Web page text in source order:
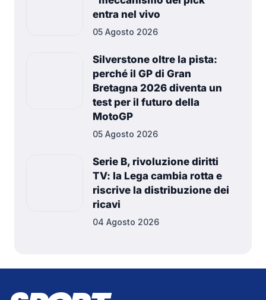
entra nel vivo
05 Agosto 2026
Silverstone oltre la pista:
perché il GP di Gran
Bretagna 2026 diventa un
test per il futuro della
MotoGP
05 Agosto 2026
Serie B, rivoluzione diritti
TV: la Lega cambia rotta e
riscrive la distribuzione dei
ricavi
04 Agosto 2026